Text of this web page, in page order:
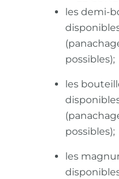
les demi-
possibles);
les
possibles);
les